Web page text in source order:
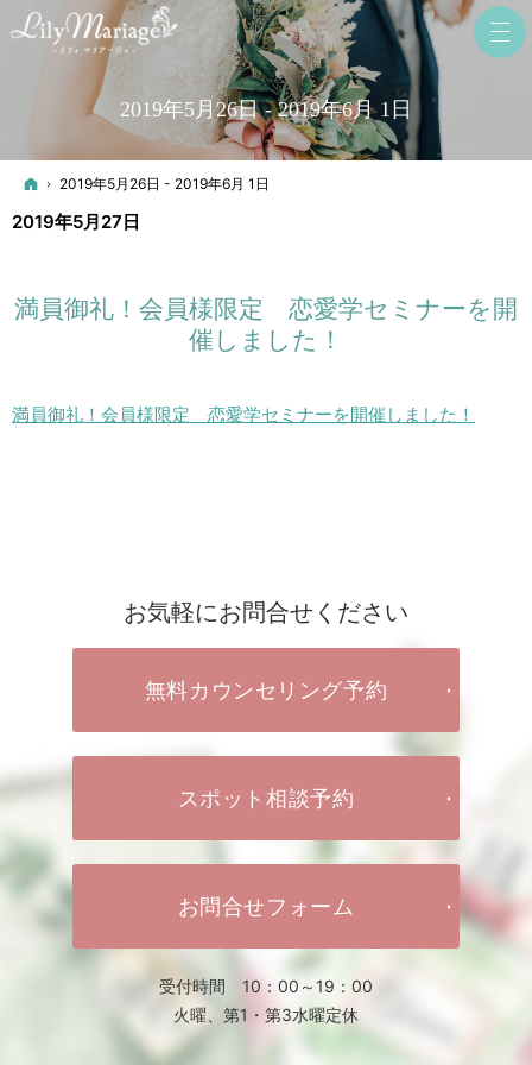
2019年5月26日 - 2019年6月 1日
ホーム
2019年5月26日 - 2019年6月 1日
2019年5月27日
満員御礼！会員様限定 恋愛学セミナーを開
催しました！
満員御礼！会員様限定 恋愛学セミナーを開催しました！
お気軽にお問合せください
無料カウンセリング予約
スポット相談予約
お問合せフォーム
受付時間 10：00～19：00
火曜、第1・第3水曜定休